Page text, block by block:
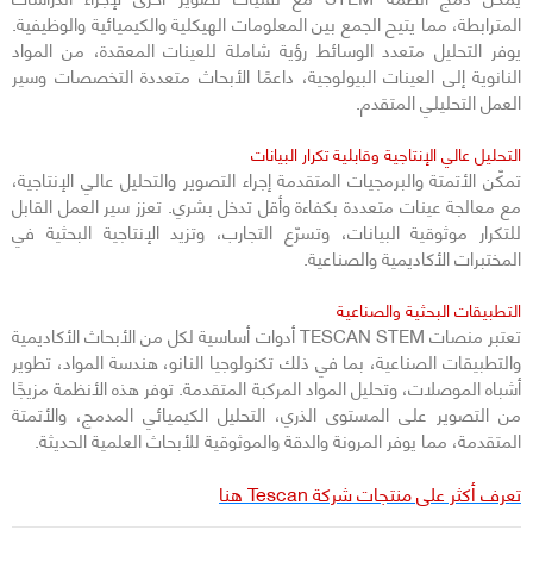
المترابطة، مما يتيح الجمع بين المعلومات الهيكلية والكيميائية والوظيفية.
يوفر التحليل متعدد الوسائط رؤية شاملة للعينات المعقدة، من المواد
النانوية إلى العينات البيولوجية، داعمًا الأبحاث متعددة التخصصات وسير
العمل التحليلي المتقدم.
التحليل عالي الإنتاجية وقابلية تكرار البيانات
تمكّن الأتمتة والبرمجيات المتقدمة إجراء التصوير والتحليل عالي الإنتاجية،
مع معالجة عينات متعددة بكفاءة وأقل تدخل بشري. تعزز سير العمل القابل
للتكرار موثوقية البيانات، وتسرّع التجارب، وتزيد الإنتاجية البحثية في
المختبرات الأكاديمية والصناعية.
التطبيقات البحثية والصناعية
تعتبر منصات TESCAN STEM أدوات أساسية لكل من الأبحاث الأكاديمية
والتطبيقات الصناعية، بما في ذلك تكنولوجيا النانو، هندسة المواد، تطوير
أشباه الموصلات، وتحليل المواد المركبة المتقدمة. توفر هذه الأنظمة مزيجًا
من التصوير على المستوى الذري، التحليل الكيميائي المدمج، والأتمتة
المتقدمة، مما يوفر المرونة والدقة والموثوقية للأبحاث العلمية الحديثة.
تعرف أكثر على منتجات شركة Tescan هنا